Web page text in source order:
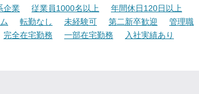
企業 従業員1000名以上
年間休日120日以上
転勤なし 未経験可 第二新卒歓迎
管理職
完全在宅勤務 一部在宅勤務
入社実績あり